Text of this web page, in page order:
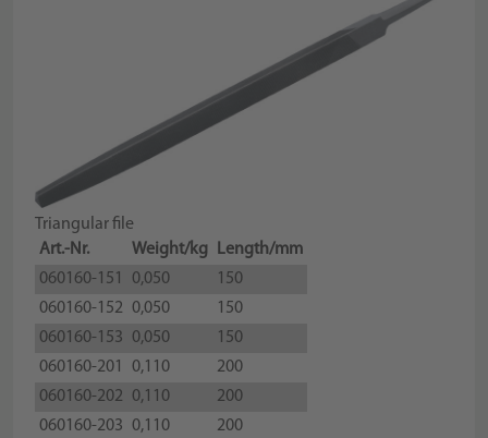
Triangular file
Art.-Nr.
Weight/kg
Length/mm
060160-151
0,050
150
060160-152 0,050
150
060160-153
0,050
150
060160-201
0,110
200
060160-202
0,110
200
060160-203 0,110
200